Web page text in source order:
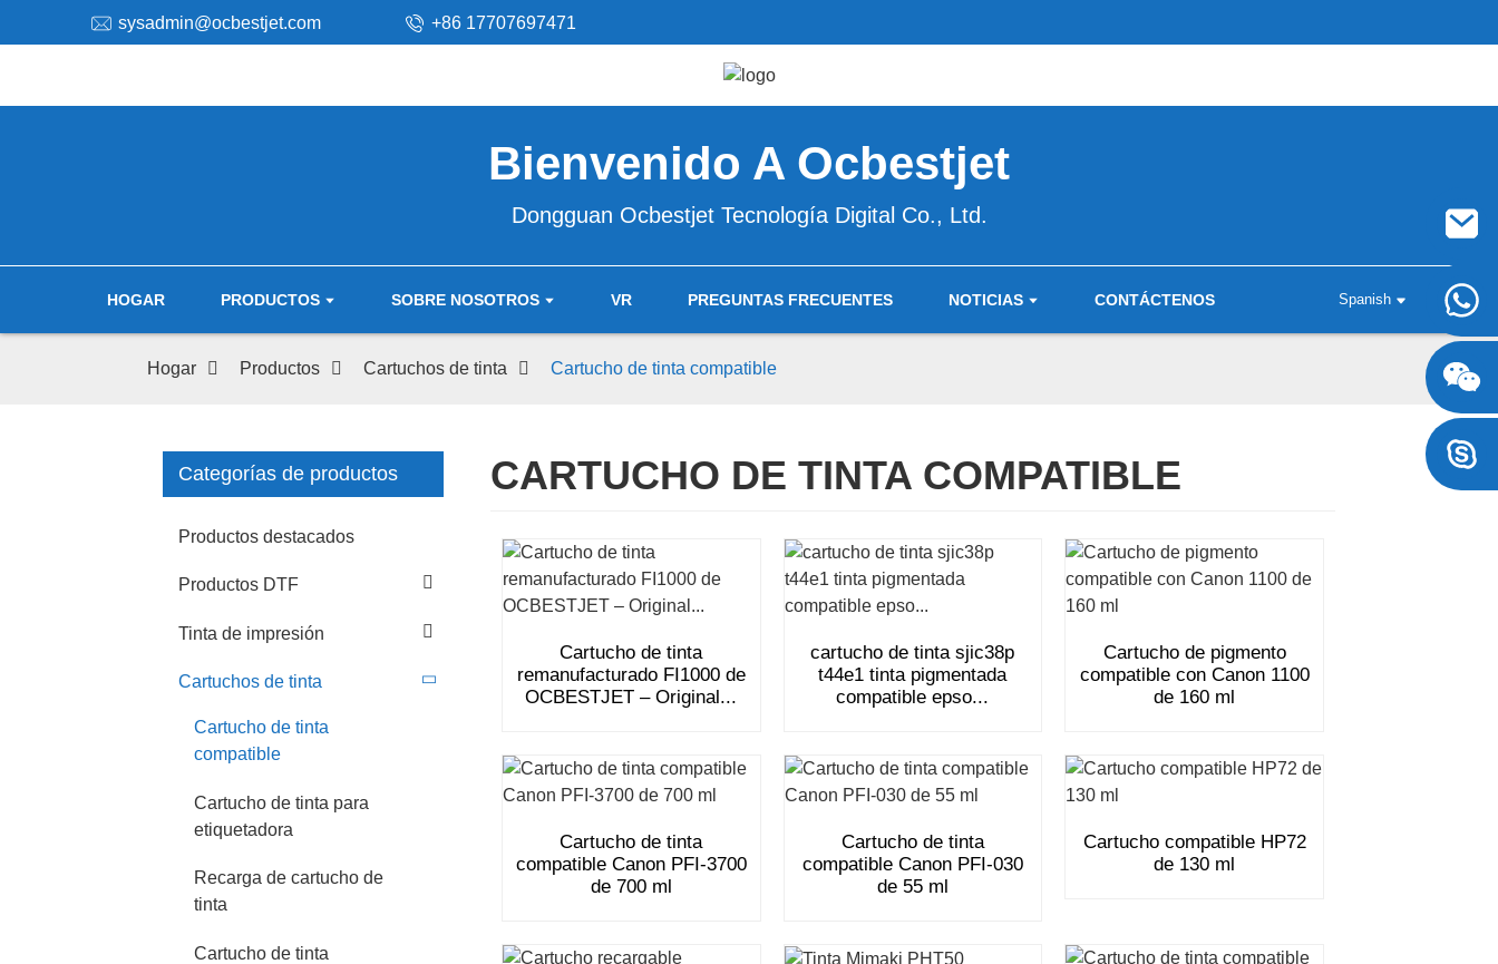
sysadmin@ocbestjet.com +86 17707697471
Bienvenido A Ocbestjet
Dongguan Ocbestjet Tecnología Digital Co., Ltd.
HOGAR PRODUCTOS SOBRE NOSOTROS VR PREGUNTAS FRECUENTES NOTICIAS CONTÁCTENOS Spanish
+8617707697471
Hogar Productos Cartuchos de tinta Cartucho de tinta compatible
Categorías de productos
Productos destacados
Productos DTF
Tinta de impresión
Cartuchos de tinta
Cartucho de tinta
compatible
Cartucho de tinta para
etiquetadora
Recarga de cartucho de
tinta
Cartucho de tinta
CARTUCHO DE TINTA COMPATIBLE
Cartucho de tinta
remanufacturado FI1000 de
OCBESTJET – Original...
cartucho de tinta sjic38p
t44e1 tinta pigmentada
compatible epso...
Cartucho de pigmento
compatible con Canon 1100
de 160 ml
Cartucho de tinta
compatible Canon PFI-3700
de 700 ml
Cartucho de tinta
compatible Canon PFI-030
de 55 ml
Cartucho compatible HP72
de 130 ml